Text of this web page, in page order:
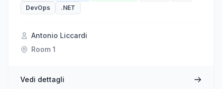
delle applicazioni. L’integrazione con AI e GitHub
Copilot rende la scrittura dei test più intelligente, e le
diagnostica avanzata e ottimizzazioni per CI/CD
moderne. In questa sessione scopriremo le novità più
importanti, il loro impatto sui progetti e un percorso
testing e build automation al livello successivo.
DevOps
.NET
Antonio Liccardi
Room 1
Vedi dettagli